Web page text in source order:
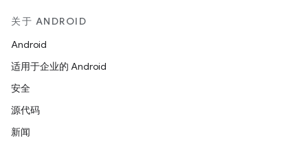
关于 ANDROID
Android
适用于企业的 Android
安全
源代码
新闻